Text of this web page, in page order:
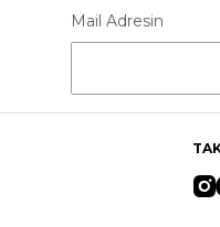
Mail Adresin